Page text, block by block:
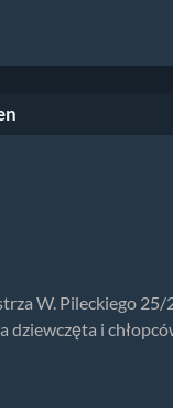
W. Pileckiego
dziewczęta i